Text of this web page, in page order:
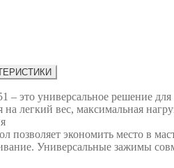
– это универсальное решение
легкий вес, максимальная
позволяет экономить место в
Универсальные зажимы